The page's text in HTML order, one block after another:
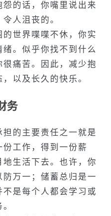
的话，你嘴里说出来
人沮丧的。
世界喋喋不休，你实
。似乎你找不到什么
痛苦。因此，减少抱
以及长久的快乐。
务
的主要责任之一就是
工作，得到一份薪
生活下去。也许，你
万一；储蓄总归是一
是每个人都会学习或